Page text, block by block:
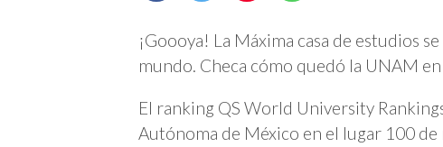
¡Goooya! La Máxima casa de estudios
mundo. Checa cómo quedó la UNAM
El ranking QS World University
Autónoma de México en el lugar 100